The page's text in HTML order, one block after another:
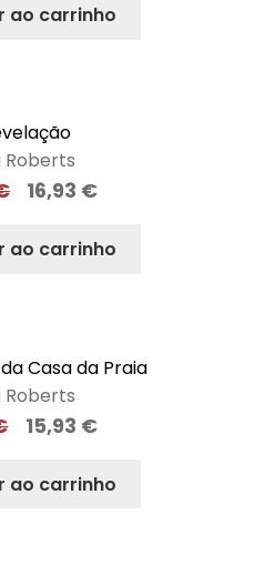
ao carrinho
Roberts
16,93 €
ao carrinho
Casa da Praia
Roberts
15,93 €
ao carrinho